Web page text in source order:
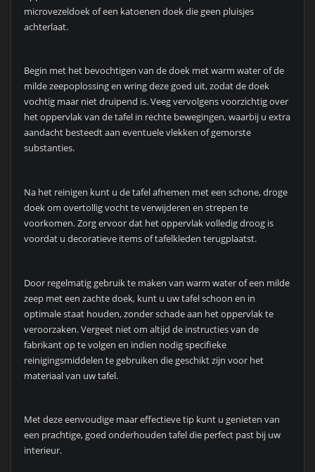
microvezeldoek of een katoenen doek die geen pluisjes
achterlaat.
Begin met het bevochtigen van de doek met warm water of de
milde zeepoplossing en wring deze goed uit, zodat de doek
vochtig maar niet druipend is. Veeg vervolgens voorzichtig over
het oppervlak van de tafel in rechte bewegingen, waarbij u extra
aandacht besteedt aan eventuele vlekken of gemorste
substanties.
Na het reinigen kunt u de tafel afnemen met een schone, droge
doek om overtollig vocht te verwijderen en strepen te
voorkomen. Zorg ervoor dat het oppervlak volledig droog is
voordat u decoratieve items of tafelkleden terugplaatst.
Door regelmatig gebruik te maken van warm water of een milde
zeep met een zachte doek, kunt u uw tafel schoon en in
optimale staat houden, zonder schade aan het oppervlak te
veroorzaken. Vergeet niet om altijd de instructies van de
fabrikant op te volgen en indien nodig specifieke
reinigingsmiddelen te gebruiken die geschikt zijn voor het
materiaal van uw tafel.
Met deze eenvoudige maar effectieve tip kunt u genieten van
een prachtige, goed onderhouden tafel die perfect past bij uw
interieur.